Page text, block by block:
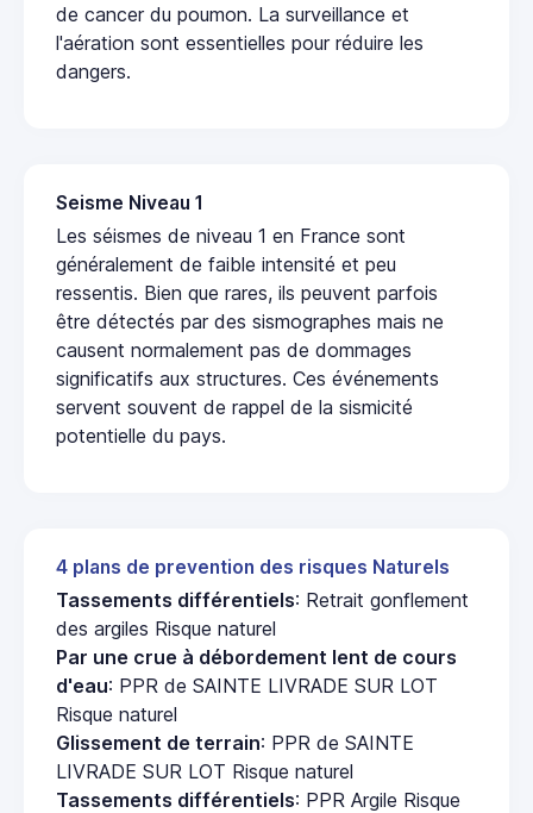
de cancer du poumon. La surveillance et
l'aération sont essentielles pour réduire les
dangers.
Seisme Niveau 1
Les séismes de niveau 1 en France sont
généralement de faible intensité et peu
ressentis. Bien que rares, ils peuvent parfois
être détectés par des sismographes mais ne
causent normalement pas de dommages
significatifs aux structures. Ces événements
servent souvent de rappel de la sismicité
potentielle du pays.
4 plans de prevention des risques Naturels
Tassements différentiels: Retrait gonflement
des argiles Risque naturel
Par une crue à débordement lent de cours
d'eau: PPR de SAINTE LIVRADE SUR LOT
Risque naturel
Glissement de terrain: PPR de SAINTE
LIVRADE SUR LOT Risque naturel
Tassements différentiels: PPR Argile Risque